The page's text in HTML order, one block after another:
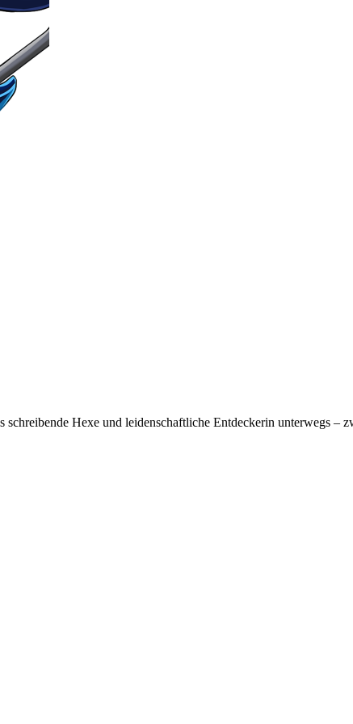
Hexe und leidenschaftliche Entdeckerin unterwegs –